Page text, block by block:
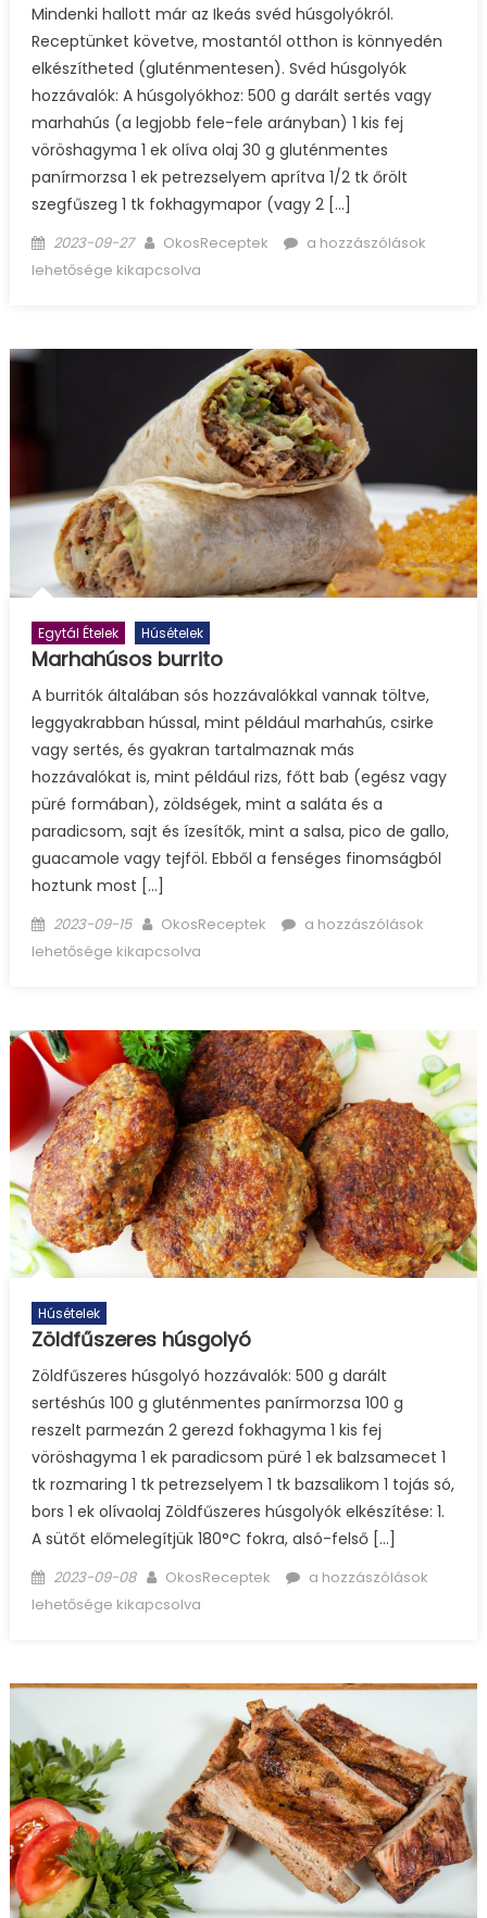
Mindenki hallott már az Ikeás svéd húsgolyókról.
Receptünket követve, mostantól otthon is könnyedén
elkészítheted (gluténmentesen). Svéd húsgolyók
hozzávalók: A húsgolyókhoz: 500 g darált sertés vagy
marhahús (a legjobb fele-fele arányban) 1 kis fej
vöröshagyma 1 ek olíva olaj 30 g gluténmentes
panírmorzsa 1 ek petrezselyem aprítva 1/2 tk őrölt
szegfűszeg 1 tk fokhagymapor (vagy 2 […]
Posted
on
2023-09-27 Author
OkosReceptek
Svéd
a hozzászólások
lehetősége kikapcsolva
Egytál Ételek Húsételek
Marhahúsos burrito
A burritók általában sós hozzávalókkal vannak töltve,
leggyakrabban hússal, mint például marhahús, csirke
vagy sertés, és gyakran tartalmaznak más
hozzávalókat is, mint például rizs, főtt bab (egész vagy
püré formában), zöldségek, mint a saláta és a
paradicsom, sajt és ízesítők, mint a salsa, pico de gallo,
guacamole vagy tejföl. Ebből a fenséges finomságból
hoztunk most […]
Posted
on
2023-09-15 Author
OkosReceptek
Marhahúsos
a hozzászólások
lehetősége kikapcsolva
Húsételek
Zöldfűszeres húsgolyó
Zöldfűszeres húsgolyó hozzávalók: 500 g darált
sertéshús 100 g gluténmentes panírmorzsa 100 g
reszelt parmezán 2 gerezd fokhagyma 1 kis fej
vöröshagyma 1 ek paradicsom püré 1 ek balzsamecet 1
tk rozmaring 1 tk petrezselyem 1 tk bazsalikom 1 tojás só,
bors 1 ek olívaolaj Zöldfűszeres húsgolyók elkészítése: 1.
A sütőt előmelegítjük 180°C fokra, alsó-felső […]
Posted
on
2023-09-08 Author
OkosReceptek
Zöldfűszeres
a hozzászólások
lehetősége kikapcsolva